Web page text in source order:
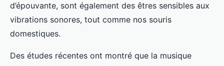
d’épouvante, sont également des êtres sensibles aux
vibrations sonores, tout comme nos souris
domestiques.
Des études récentes ont montré que la musique